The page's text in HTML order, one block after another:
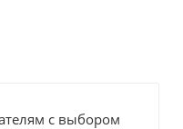
с выбором